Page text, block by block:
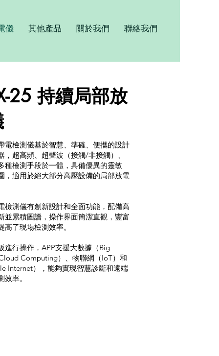
儀 其他產品 關於我們 聯絡我們
25 持續局部放
電檢測儀基於智慧、準確、便攜的設計
，超高頻、超聲波（接觸/非接觸）、
種檢測手段於一體，具備優異的靈敏
，適用於絕大部分高壓設備的局部放電
檢測儀有創新設計和全面功能，配備高
並累積圖譜，操作界面簡潔直觀，豐富
了現場檢測效率。
進行操作，APP支援大數據（Big
Computing）、物聯網（IoT）和
Internet），能夠實現智慧診斷和遠端
率。